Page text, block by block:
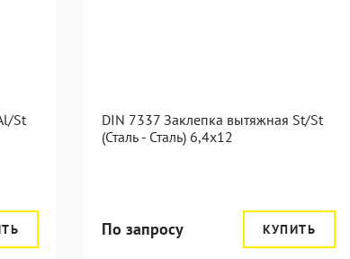
St
DIN 7337 Заклепка вытяжная St/St
(Сталь - Сталь) 6,4x12
По запросу КУПИТЬ